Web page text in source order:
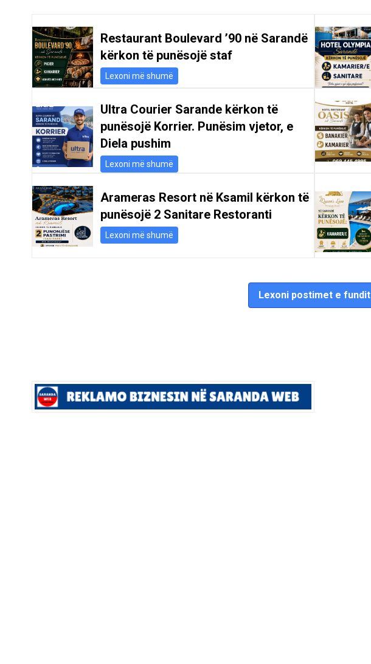
Restaurant Boulevard ’90 në Sarandë
kërkon të punësojë staf
Lexoni më shumë
Ultra Courier Sarande kërkon të
punësojë Korrier. Punësim vjetor, e
Diela pushim
Lexoni më shumë
Arameras Resort në Ksamil kërkon të
punësojë 2 Sanitare Restoranti
Lexoni më shumë
Lexoni postimet e fundit